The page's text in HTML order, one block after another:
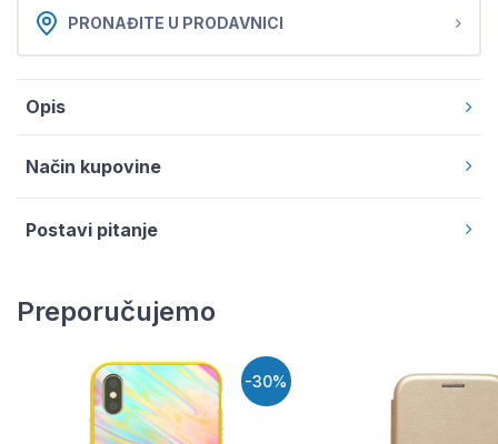
PRONAĐITE U PRODAVNICI
Opis
Način kupovine
Postavi pitanje
Preporučujemo
-30%